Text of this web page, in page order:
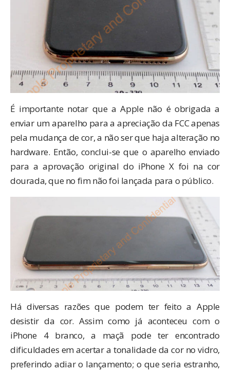
É importante notar que a Apple não é obrigada a
enviar um aparelho para a apreciação da FCC apenas
pela mudança de cor, a não ser que haja alteração no
hardware. Então, conclui-se que o aparelho enviado
para a aprovação original do iPhone X foi na cor
dourada, que no fim não foi lançada para o público.
Há diversas razões que podem ter feito a Apple
desistir da cor. Assim como já aconteceu com o
iPhone 4 branco, a maçã pode ter encontrado
dificuldades em acertar a tonalidade da cor no vidro,
preferindo adiar o lançamento; o que seria estranho,